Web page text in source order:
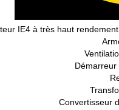
IE4 à très haut
Convertisseur